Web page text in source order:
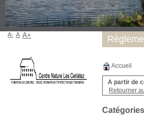
Accueil
A partir de
Retourner
Catégories
A- A A+